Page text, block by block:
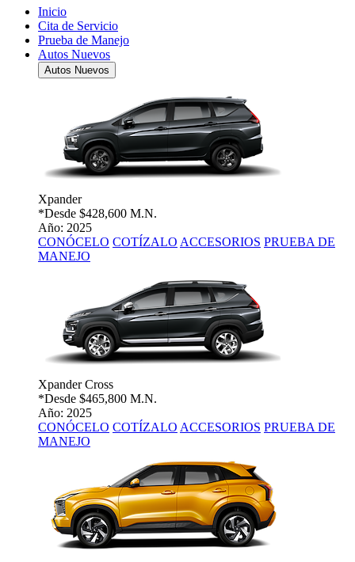
Inicio
Cita de Servicio
Prueba de Manejo
Autos Nuevos
Autos Nuevos
Xpander
*Desde $428,600 M.N.
Año: 2025
CONÓCELO COTÍZALO ACCESORIOS PRUEBA DE
MANEJO
Xpander Cross
*Desde $465,800 M.N.
Año: 2025
CONÓCELO COTÍZALO ACCESORIOS PRUEBA DE
MANEJO